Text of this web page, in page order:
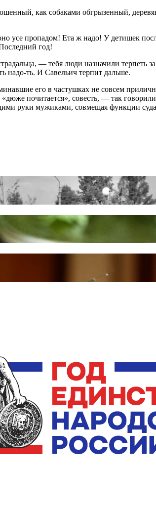
как собаками обгрызенный,
усе пропадом! Ета ж надо! У детишек
год!
— тебя люди назначили терпеть
надо-ть. И Савельич терпит дальше.
его в частушках не совсем
«дюже почитается», совесть, — так
руки мужиками, совмещая функции